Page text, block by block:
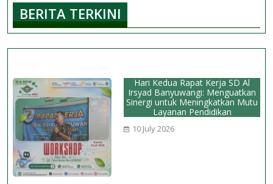
Jenazah
BERITA TERKINI
Hari Kedua Rapat Kerja SD Al
Irsyad Banyuwangi: Menguatkan
Sinergi untuk Meningkatkan Mutu
Layanan Pendidikan
10 July 2026